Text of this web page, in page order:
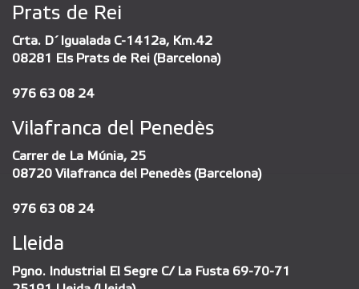
Prats de Rei
Crta. D´Igualada C-1412a, Km.42
08281 Els Prats de Rei (Barcelona)
976 63 08 24
Vilafranca del Penedès
Carrer de La Múnia, 25
08720 Vilafranca del Penedès (Barcelona)
976 63 08 24
Lleida
Pgno. Industrial El Segre C/ La Fusta 69-70-71